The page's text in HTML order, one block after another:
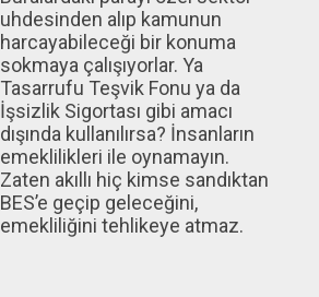
uhdesinden alıp kamunun
harcayabileceği bir konuma
sokmaya çalışıyorlar. Ya
Tasarrufu Teşvik Fonu ya da
İşsizlik Sigortası gibi amacı
dışında kullanılırsa? İnsanların
emeklilikleri ile oynamayın.
Zaten akıllı hiç kimse sandıktan
BES’e geçip geleceğini,
emekliliğini tehlikeye atmaz.